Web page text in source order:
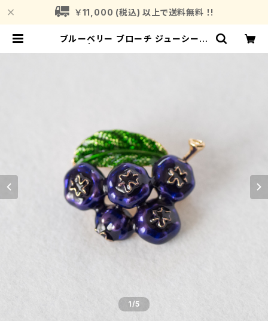
￥11,000 (税込) 以上で送料無料 ！!
ブルーベリー ブローチ ジューシー b
1/5